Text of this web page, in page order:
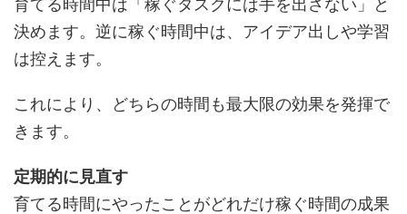
育てる時間中は「稼ぐタスクには手を出さない」と
決めます。逆に稼ぐ時間中は、アイデア出しや学習
は控えます。
これにより、どちらの時間も最大限の効果を発揮で
きます。
定期的に見直す
育てる時間にやったことがどれだけ稼ぐ時間の成果